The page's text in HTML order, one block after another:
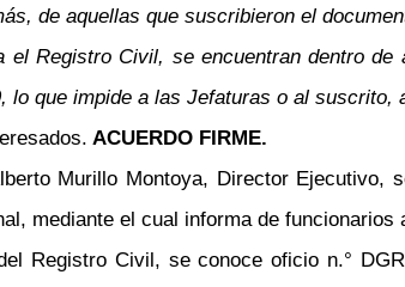
de aquellas que suscribieron el
Registro Civil, se encuentran dentro
que impide a las Jefaturas o al suscrito,
ACUERDO FIRME.
Murillo Montoya, Director Ejecutivo,
mediante el cual informa de
Registro Civil, se conoce oficio n.°